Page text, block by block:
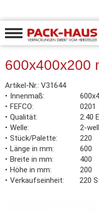
600x400x200
Artikel-Nr.: V31644
Innenmaß
FEFCO
0201
Qualität
2.40
Welle
2-
Stück/Palette
220
Länge in mm
600
Breite in mm
400
Höhe in mm
200
Verkaufseinheit
220